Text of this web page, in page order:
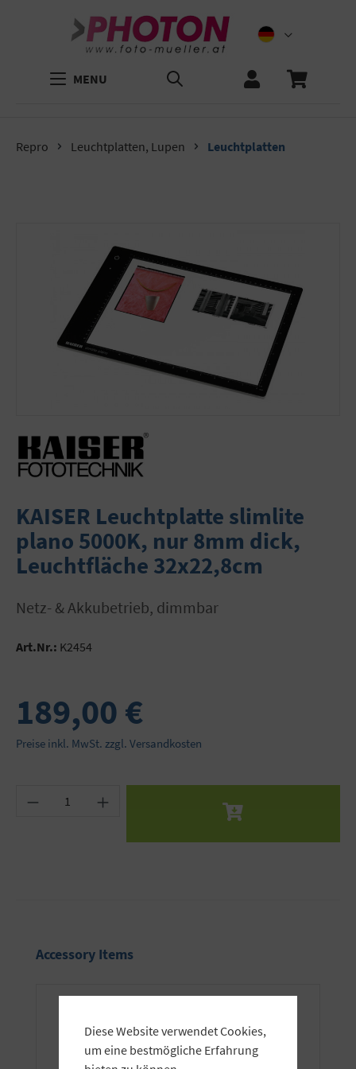
MENU
Repro Leuchtplatten, Lupen Leuchtplatten
KAISER Leuchtplatte slimlite
plano 5000K, nur 8mm dick,
Leuchtfläche 32x22,8cm
Netz- & Akkubetrieb, dimmbar
Art.Nr.: K2454
189,00 €
Preise inkl. MwSt. zzgl. Versandkosten
Produkt Anzahl: Gib den gewünschten Wert
Produktgalerie überspringen
Accessory Items
Diese Website verwendet Cookies,
um eine bestmögliche Erfahrung